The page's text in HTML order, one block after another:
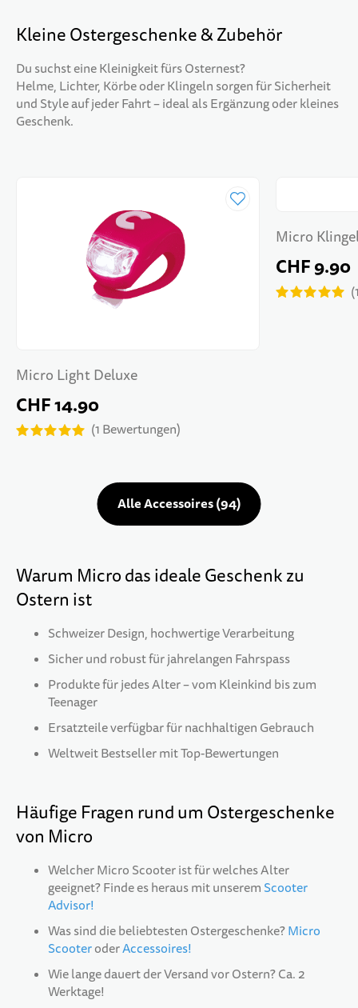
Kleine Ostergeschenke & Zubehör
Du suchst eine Kleinigkeit fürs Osternest?
Helme, Lichter, Körbe oder Klingeln sorgen für Sicherheit
und Style auf jeder Fahrt – ideal als Ergänzung oder kleines
Geschenk.
Micro Light Deluxe
CHF 14.90
1 Bewertungen
Micro
CHF 9.90
Alle Accessoires 94
Warum Micro das ideale Geschenk zu
Ostern ist
Schweizer Design, hochwertige Verarbeitung
Sicher und robust für jahrelangen Fahrspass
Produkte für jedes Alter – vom Kleinkind bis zum
Teenager
Ersatzteile verfügbar für nachhaltigen Gebrauch
Weltweit Bestseller mit Top-Bewertungen
Häufige Fragen rund um Ostergeschenke
von Micro
Welcher Micro Scooter ist für welches Alter
geeignet? Finde es heraus mit unserem Scooter
Advisor!
Was sind die beliebtesten Ostergeschenke?Micro
ScooteroderAccessoires!
Wie lange dauert der Versand vor Ostern? Ca. 2
Werktage!